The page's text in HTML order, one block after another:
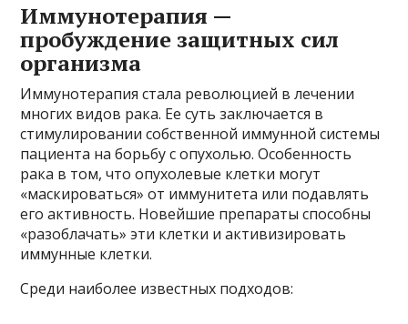
Иммунотерапия —
пробуждение защитных сил
организма
Иммунотерапия стала революцией в лечении
многих видов рака. Ее суть заключается в
стимулировании собственной иммунной системы
пациента на борьбу с опухолью. Особенность
рака в том, что опухолевые клетки могут
«маскироваться» от иммунитета или подавлять
его активность. Новейшие препараты способны
«разоблачать» эти клетки и активизировать
иммунные клетки.
Среди наиболее известных подходов: